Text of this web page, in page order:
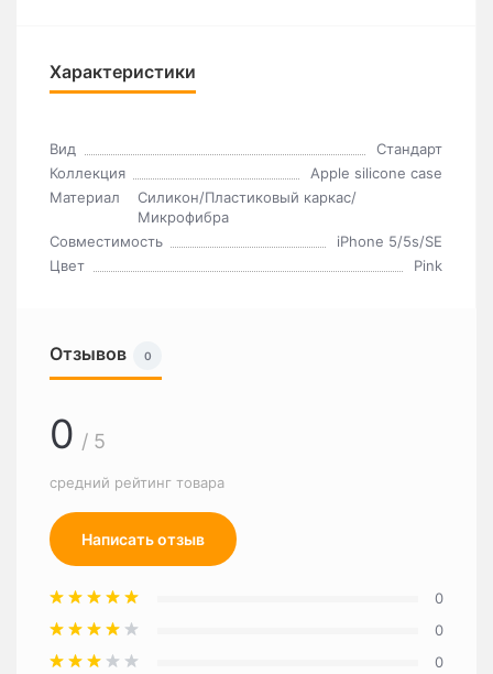
Характеристики
Вид
Стандарт
Коллекция
Apple silicone case
Материал
Силикон/Пластиковый каркас/
Микрофибра
Совместимость
iPhone 5/5s/SE
Цвет
Pink
Отзывов 0
0 / 5
средний рейтинг товара
Написать отзыв
0
0
0